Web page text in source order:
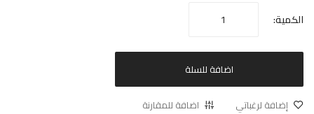
الكمية:
اضافة للسلة
إضافة لرغباتي
اضافة للمقارنة